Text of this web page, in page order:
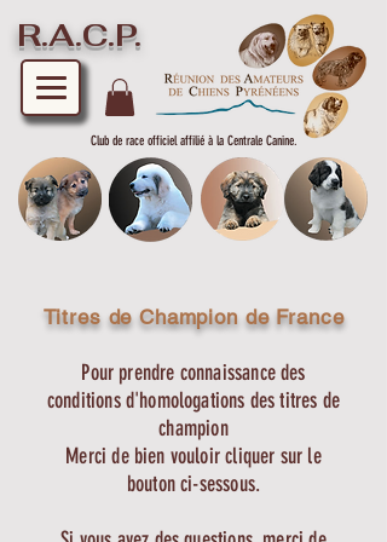
R.A.C.P.
Club de race officiel affilié à la Centrale Canine.
Titres de Champion de France
Pour prendre connaissance des
conditions d'homologations des titres de
champion
Merci de bien vouloir cliquer sur le
bouton ci-sessous.